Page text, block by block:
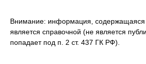
Внимание: информация, содержащаяся
является справочной (не является
попадает под п. 2 ст. 437 ГК РФ).